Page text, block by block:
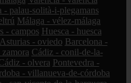
- palau-solità-i-plegamans
Málaga - vélez-málaga
- campos Huesca - huesca
Asturias - oviedo Barcelona -
Cádiz - conil-de-la-
- olvera Pontevedra -
- villanueva-de-córdoba